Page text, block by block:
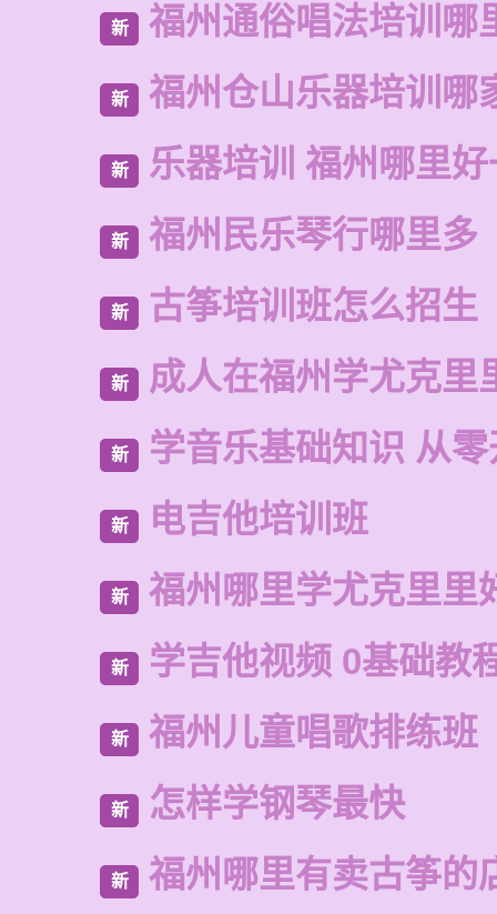
新 福州通俗唱法培训哪
新 福州仓山乐器培训哪
新 乐器培训 福州哪里
新 福州民乐琴行哪里多
新 古筝培训班怎么招生
新 成人在福州学尤克里
新 学音乐基础知识 从
新 电吉他培训班
新 福州哪里学尤克里里
新 学吉他视频 0基础教
新 福州儿童唱歌排练班
新 怎样学钢琴最快
新 福州哪里有卖古筝的